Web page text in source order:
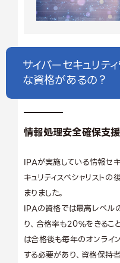
サイバーセキュリテ
な資格があるの？
情報処理安全確保支援
IPAが実施している情報セ
キュリティスペシャリスト
まりました。
IPAの資格では最高レベル
り、合格率も20%をきるこ
は合格後も毎年のオンラ
する必要があり、資格保持